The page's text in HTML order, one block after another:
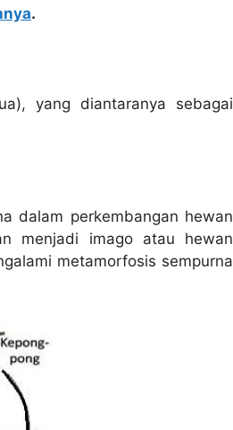
.
yang diantaranya sebagai
dalam perkembangan hewan
menjadi imago atau hewan
metamorfosis sempurna